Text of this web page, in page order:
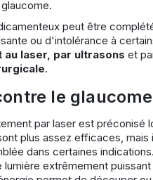
peut être
ou d'intolérance à
laser, par ultrasons et
.
le glaucome
par laser est préconisé
plus assez efficaces, mais
dans certaines
lumière extrêmement